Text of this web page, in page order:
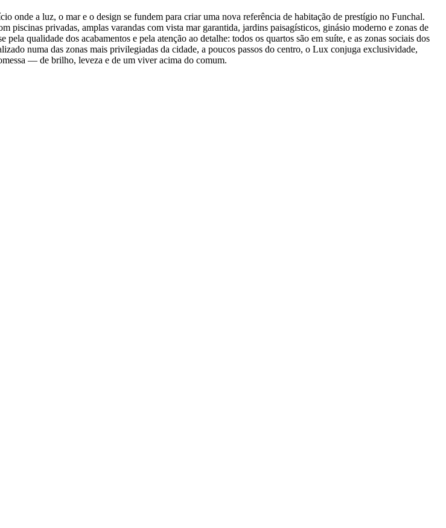
onde a luz, o mar e o design se fundem para criar uma nova referência de habitação de prestígio no Funchal.
piscinas privadas, amplas varandas com vista mar garantida, jardins paisagísticos, ginásio moderno e zonas de
qualidade dos acabamentos e pela atenção ao detalhe: todos os quartos são em suíte, e as zonas sociais dos
numa das zonas mais privilegiadas da cidade, a poucos passos do centro, o Lux conjuga exclusividade,
— de brilho, leveza e de um viver acima do comum.